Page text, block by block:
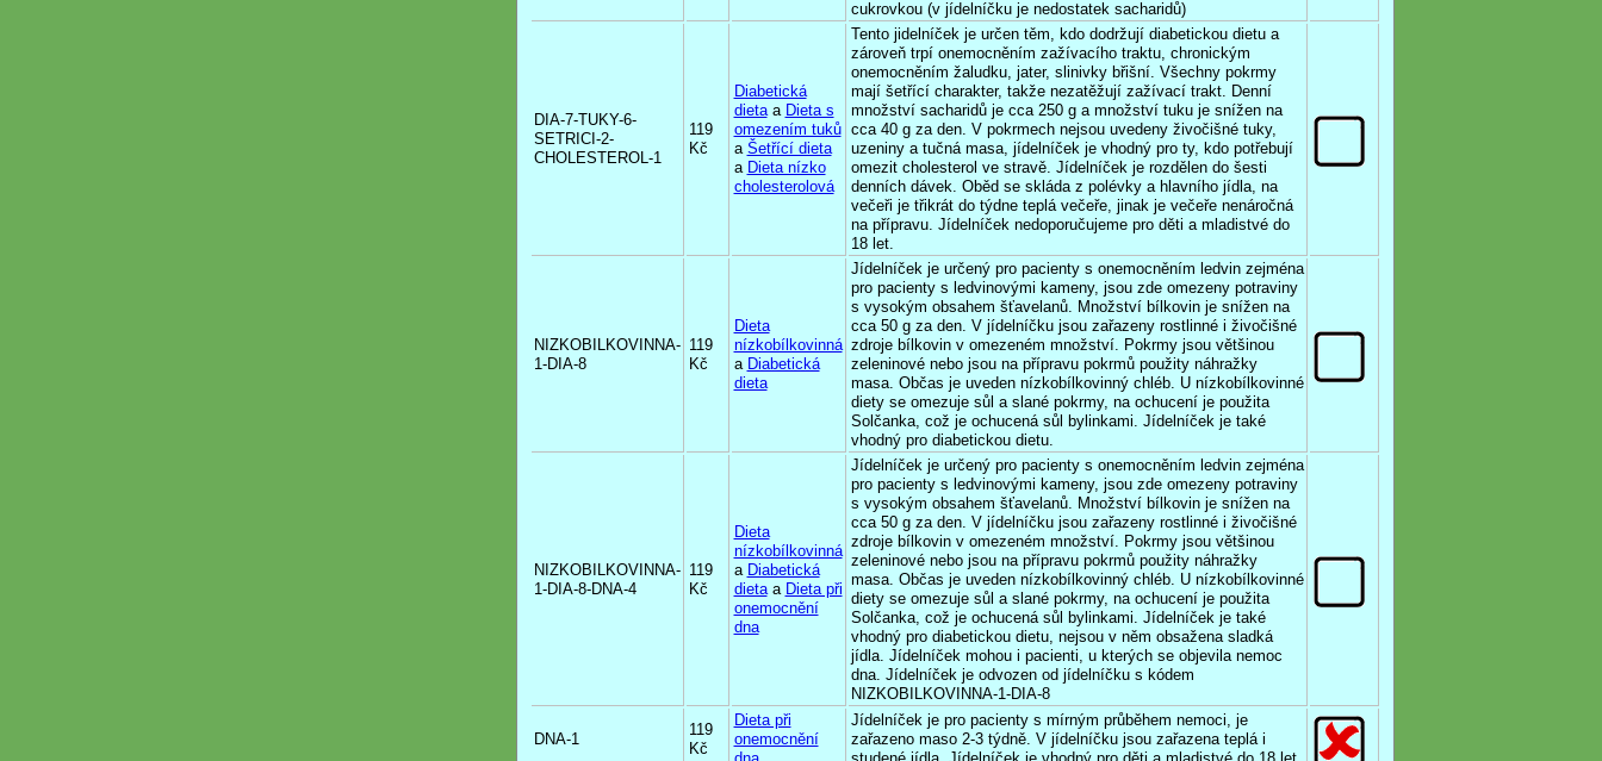
cukrovkou (v jídelníčku je nedostatek sacharidů)
DIA-7-TUKY-6-
SETRICI-2-
CHOLESTEROL-1
119
Kč
Diabetická
dietaa Dieta s
omezením tuků
a Šetřící dieta
a Dieta nízko
cholesterolová
Tento jidelníček je určen těm, kdo dodržují diabetickou dietu a
zároveň trpí onemocněním zažívacího traktu, chronickým
onemocněním žaludku, jater, slinivky břišní. Všechny pokrmy
mají šetřící charakter, takže nezatěžují zažívací trakt. Denní
množství sacharidů je cca 250 g a množství tuku je snížen na
cca 40 g za den. V pokrmech nejsou uvedeny živočišné tuky,
uzeniny a tučná masa, jídelníček je vhodný pro ty, kdo potřebují
omezit cholesterol ve stravě. Jídelníček je rozdělen do šesti
denních dávek. Oběd se skláda z polévky a hlavního jídla, na
večeři je třikrát do týdne teplá večeře, jinak je večeře nenáročná
na přípravu. Jídelníček nedoporučujeme pro děti a mladistvé do
18 let.
NIZKOBILKOVINNA-
1-DIA-8
119
Kč
Dieta
nízkobílkovinná
a Diabetická
dieta
Jídelníček je určený pro pacienty s onemocněním ledvin zejména
pro pacienty s ledvinovými kameny, jsou zde omezeny potraviny
s vysokým obsahem šťavelanů. Množství bílkovin je snížen na
cca 50 g za den. V jídelníčku jsou zařazeny rostlinné i živočišné
zdroje bílkovin v omezeném množství. Pokrmy jsou většinou
zeleninové nebo jsou na přípravu pokrmů použity náhražky
masa. Občas je uveden nízkobílkovinný chléb. U nízkobílkovinné
diety se omezuje sůl a slané pokrmy, na ochucení je použita
Solčanka, což je ochucená sůl bylinkami. Jídelníček je také
vhodný pro diabetickou dietu.
NIZKOBILKOVINNA-
1-DIA-8-DNA-4
119
Kč
Dieta
nízkobílkovinná
a Diabetická
dietaa Dieta při
onemocnění
dna
Jídelníček je určený pro pacienty s onemocněním ledvin zejména
pro pacienty s ledvinovými kameny, jsou zde omezeny potraviny
s vysokým obsahem šťavelanů. Množství bílkovin je snížen na
cca 50 g za den. V jídelníčku jsou zařazeny rostlinné i živočišné
zdroje bílkovin v omezeném množství. Pokrmy jsou většinou
zeleninové nebo jsou na přípravu pokrmů použity náhražky
masa. Občas je uveden nízkobílkovinný chléb. U nízkobílkovinné
diety se omezuje sůl a slané pokrmy, na ochucení je použita
Solčanka, což je ochucená sůl bylinkami. Jídelníček je také
vhodný pro diabetickou dietu, nejsou v něm obsažena sladká
jídla. Jídelníček mohou i pacienti, u kterých se objevila nemoc
dna. Jídelníček je odvozen od jídelníčku s kódem
NIZKOBILKOVINNA-1-DIA-8
DNA-1
119
Kč
Dieta při
onemocnění
Jídelníček je pro pacienty s mírným průběhem nemoci, je
zařazeno maso 2-3 týdně. V jídelníčku jsou zařazena teplá i